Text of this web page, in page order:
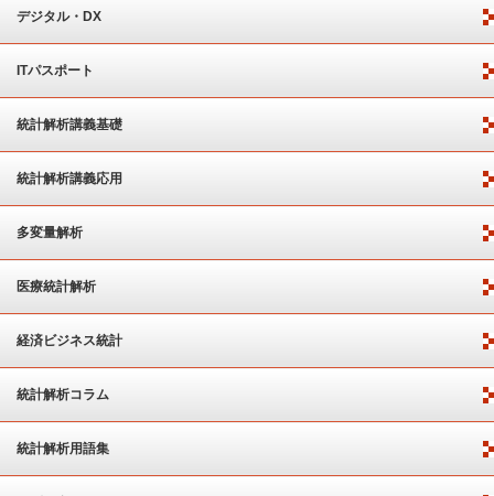
デジタル・DX
ITパスポート
統計解析講義基礎
統計解析講義応用
多変量解析
医療統計解析
経済ビジネス統計
統計解析コラム
統計解析用語集